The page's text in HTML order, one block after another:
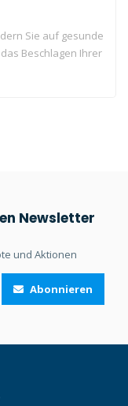
Sie auf gesunde
Beschlagen Ihrer
SCUBAPROs
CLEAR, einem 100 %
Newsletter
und Aktionen
Abonnieren